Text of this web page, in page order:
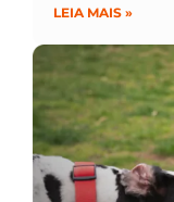
LEIA MAIS »